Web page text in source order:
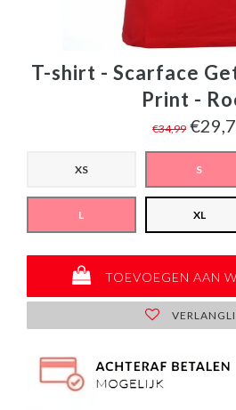
T-shirt - Scarface
Print -
€34,99
XS S
L XL
TOEVOEGEN AAN